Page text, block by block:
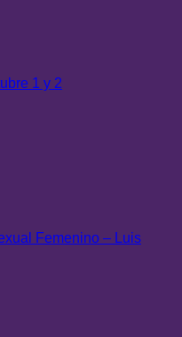
1 y 2
Femenino – Luis